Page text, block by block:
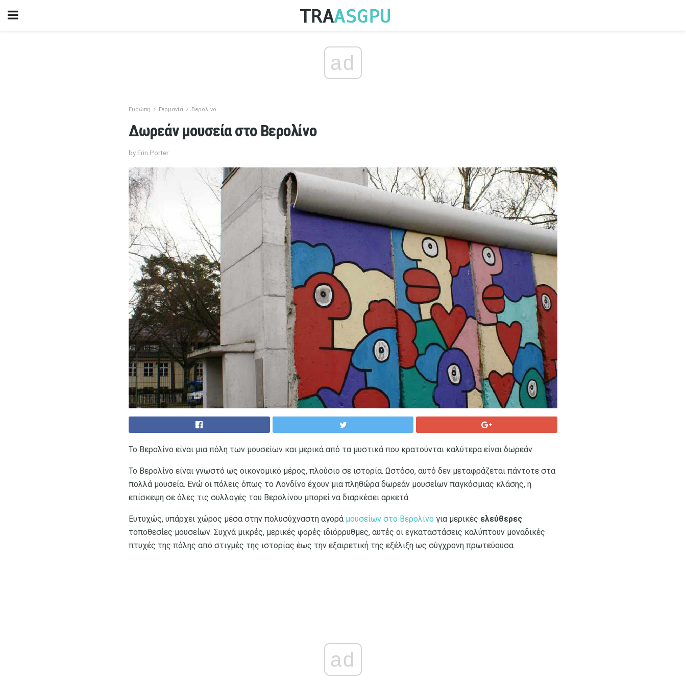
ad
Ευρώπη Γερμανία Βερολίνο
Δωρεάν μουσεία στο Βερολίνο
by Erin Porter
Το Βερολίνο είναι μια πόλη των μουσείων και μερικά από τα μυστικά που κρατούνται καλύτερα είναι δωρεάν
Το Βερολίνο είναι γνωστό ως οικονομικό μέρος, πλούσιο σε ιστορία. Ωστόσο, αυτό δεν μεταφράζεται πάντοτε στα
πολλά μουσεία. Ενώ οι πόλεις όπως το Λονδίνο έχουν μια πληθώρα δωρεάν μουσείων παγκόσμιας κλάσης, η
επίσκεψη σε όλες τις συλλογές του Βερολίνου μπορεί να διαρκέσει αρκετά.
Ευτυχώς, υπάρχει χώρος μέσα στην πολυσύχναστη αγορά μουσείων στο Βερολίνο για μερικές ελεύθερες
τοποθεσίες μουσείων. Συχνά μικρές, μερικές φορές ιδιόρρυθμες, αυτές οι εγκαταστάσεις καλύπτουν μοναδικές
πτυχές της πόλης από στιγμές της ιστορίας έως την εξαιρετική της εξέλιξη ως σύγχρονη πρωτεύουσα.
ad